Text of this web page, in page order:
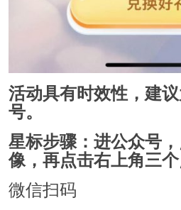
活动具有时效性，建
号。
星标步骤：进公众号
像，再点击右上角三
微信扫码